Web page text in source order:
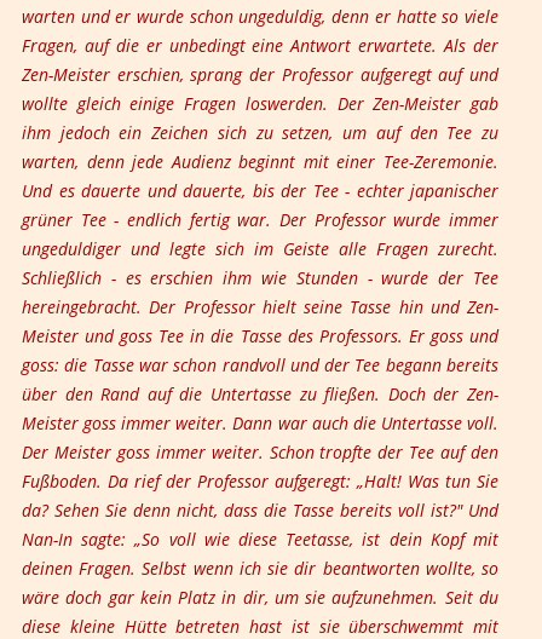
warten und er wurde schon ungeduldig, denn er hatte so viele
Fragen, auf die er unbedingt eine Antwort erwartete. Als der
Zen-Meister erschien, sprang der Professor aufgeregt auf und
wollte gleich einige Fragen loswerden. Der Zen-Meister gab
ihm jedoch ein Zeichen sich zu setzen, um auf den Tee zu
warten, denn jede Audienz beginnt mit einer Tee-Zeremonie.
Und es dauerte und dauerte, bis der Tee - echter japanischer
grüner Tee - endlich fertig war. Der Professor wurde immer
ungeduldiger und legte sich im Geiste alle Fragen zurecht.
Schließlich - es erschien ihm wie Stunden - wurde der Tee
hereingebracht. Der Professor hielt seine Tasse hin und Zen-
Meister und goss Tee in die Tasse des Professors. Er goss und
goss: die Tasse war schon randvoll und der Tee begann bereits
über den Rand auf die Untertasse zu fließen. Doch der Zen-
Meister goss immer weiter. Dann war auch die Untertasse voll.
Der Meister goss immer weiter. Schon tropfte der Tee auf den
Fußboden. Da rief der Professor aufgeregt: „Halt! Was tun Sie
da? Sehen Sie denn nicht, dass die Tasse bereits voll ist?" Und
Nan-In sagte: „So voll wie diese Teetasse, ist dein Kopf mit
deinen Fragen. Selbst wenn ich sie dir beantworten wollte, so
wäre doch gar kein Platz in dir, um sie aufzunehmen. Seit du
diese kleine Hütte betreten hast ist sie überschwemmt mit